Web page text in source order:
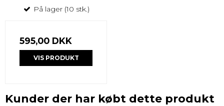
På lager (10 stk.)
595,00 DKK
VIS PRODUKT
Kunder der har købt dette produkt